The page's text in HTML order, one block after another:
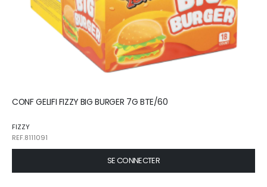
CONF GELIFI FIZZY BIG BURGER 7G BTE/60
FIZZY
REF.8111091
SE CONNECTER